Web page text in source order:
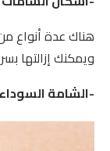
هناك عدة أنواع
ويمكنك إزالتها
-الشامة السوداء